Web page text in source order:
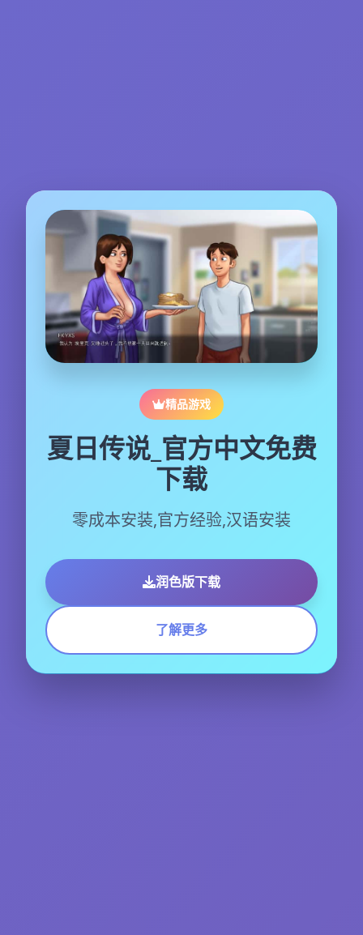
精品游戏
夏日传说_官方中文免费
下载
零成本安装,官方经验,汉语安装
润色版下载
了解更多